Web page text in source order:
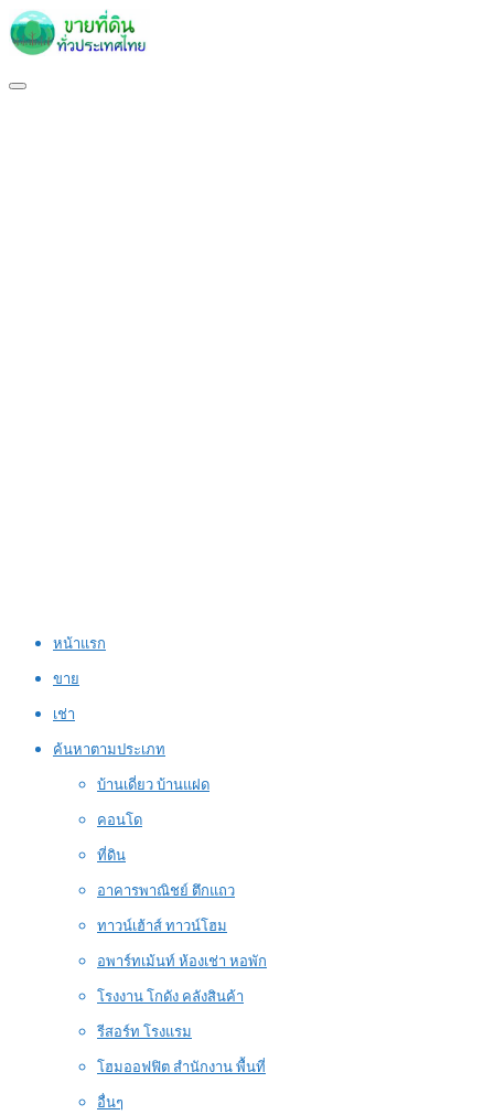
หน้าแรก
ขาย
เช่า
ค้นหาตามประเภท
บ้านเดี่ยว บ้านแฝด
คอนโด
ที่ดิน
อาคารพาณิชย์ ตึกแถว
ทาวน์เฮ้าส์ ทาวน์โฮม
อพาร์ทเม้นท์ ห้องเช่า หอพัก
โรงงาน โกดัง คลังสินค้า
รีสอร์ท โรงแรม
โฮมออฟฟิต สำนักงาน พื้นที่
อื่นๆ